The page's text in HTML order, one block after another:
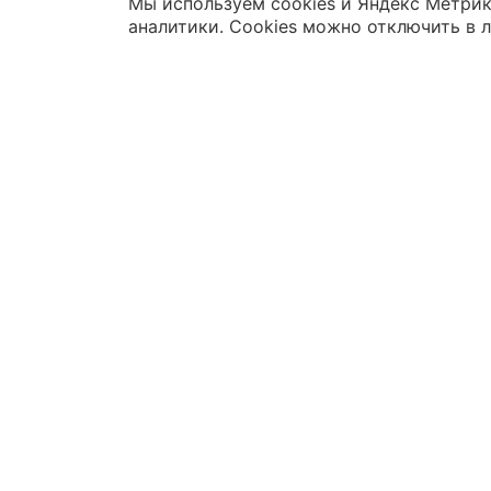
аналитики. Cookies можно отключить в